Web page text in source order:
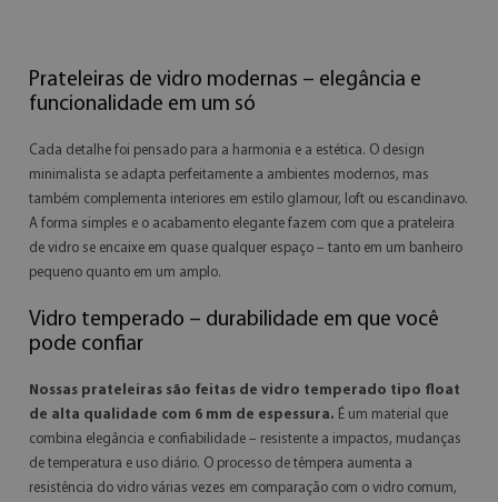
Prateleiras de vidro modernas – elegância e
funcionalidade em um só
Cada detalhe foi pensado para a harmonia e a estética. O design
minimalista se adapta perfeitamente a ambientes modernos, mas
também complementa interiores em estilo glamour, loft ou escandinavo.
A forma simples e o acabamento elegante fazem com que a prateleira
de vidro se encaixe em quase qualquer espaço – tanto em um banheiro
pequeno quanto em um amplo.
Vidro temperado – durabilidade em que você
pode confiar
Nossas prateleiras são feitas de vidro temperado tipo float
de alta qualidade com 6 mm de espessura. É um material que
combina elegância e confiabilidade – resistente a impactos, mudanças
de temperatura e uso diário. O processo de têmpera aumenta a
resistência do vidro várias vezes em comparação com o vidro comum,